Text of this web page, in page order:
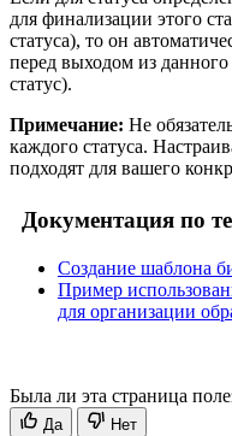
для финализации этого
статуса), то он
перед выходом из данного
статус).
Примечание: Не
каждого статуса.
подходят для вашего
Документация по
Создание шаблона
Пример
для организации
Была ли эта страница
Да Нет